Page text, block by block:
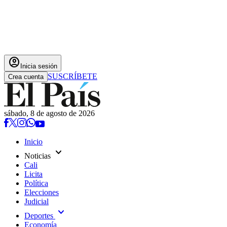
account_circle Inicia sesión
Crea cuenta SUSCRÍBETE
sábado, 8 de agosto de 2026
Inicio
Noticias expand_more
Cali
Licita
Política
Elecciones
Judicial
Deportes expand_more
Economía